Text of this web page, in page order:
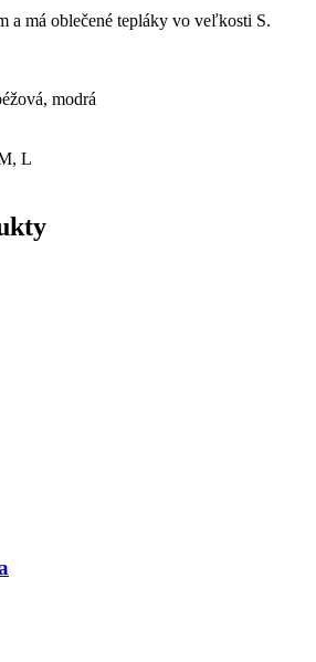
a má oblečené tepláky vo veľkosti S.
modrá
L